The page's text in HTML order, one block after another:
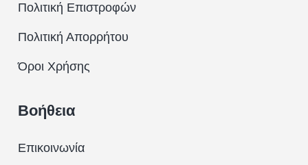
Πολιτική Επιστροφών
Πολιτική Απορρήτου
Όροι Χρήσης
Βοήθεια
Επικοινωνία